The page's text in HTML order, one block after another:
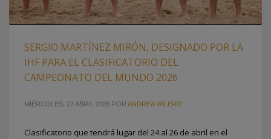
SERGIO MARTÍNEZ MIRÓN, DESIGNADO POR LA
IHF PARA EL CLASIFICATORIO DEL
CAMPEONATO DEL MUNDO 2026
MIÉRCOLES, 22 ABRIL 2026 POR ANDREA VALERO
Clasificatorio que tendrá lugar del 24 al 26 de abril en el